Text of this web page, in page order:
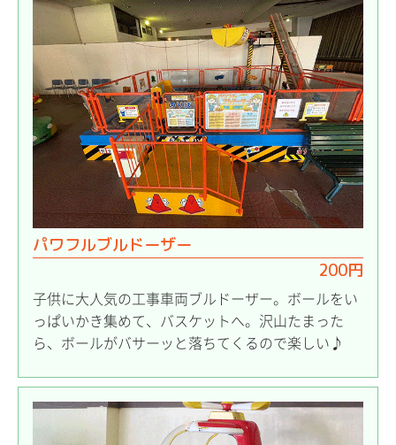
パワフルブルドーザー
200円
子供に大人気の工事車両ブルドーザー。ボールをい
っぱいかき集めて、バスケットへ。沢山たまった
ら、ボールがバサーッと落ちてくるので楽しい♪